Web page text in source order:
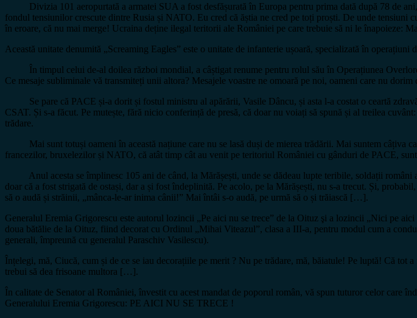
Divizia 101 aeropurtată a armatei SUA a fost desfășurată în Europa pentru prima dată după 78 de
fondul tensiunilor crescute dintre Rusia și NATO. Eu cred că ăștia ne cred pe toți proști. De unde
în eroare, că nu mai merge! Ucraina deține ilegal teritorii ale României pe care trebuie să ni le înapoieze:
Această unitate denumită „Screaming Eagles” este o unitate de infanterie ușoară, specializată în operațiuni
În timpul celui de-al doilea război mondial, a câștigat renume pentru rolul său în Operațiunea
Ce mesaje subliminale vă transmiteți unii altora? Mesajele voastre ne omoară pe noi, oameni care nu dorim
Se pare că PACE și-a dorit și fostul ministru al apărării, Vasile Dâncu, și asta l-a costat o ceartă
CSAT. Și s-a făcut. Pe mutește, fără nicio conferință de presă, că doar nu voiați să spună și al treilea
trădare.
Mai sunt totuși oameni în această națiune care nu se lasă duși de mierea trădării. Mai suntem câțiva
francezilor, bruxelezilor și NATO, că atât timp cât au venit pe teritoriul României cu gânduri de
Anul acesta se împlinesc 105 ani de când, la Mărășești, unde se dădeau lupte teribile, soldații români
doar că a fost strigată de ostași, dar a și fost îndeplinită. Pe acolo, pe la Mărășești, nu s-a trecut. Și,
să o audă și străinii, „mânca-le-ar inima cânii!” Mai întâi s-o audă, pe urmă să o și trăiască […].
Generalul Eremia Grigorescu este autorul lozincii „Pe aici nu se trece” de la Oituz şi a lozincii „Nici pe
doua bătălie de la Oituz, fiind decorat cu Ordinul „Mihai Viteazul”, clasa a III-a, pentru modul cum a
generali, împreună cu generalul Paraschiv Vasilescu).
Înțelegi, mă, Ciucă, cum și de ce se iau decorațiile pe merit ? Nu pe trădare, mă, băiatule! Pe luptă! Că tot
trebui să dea frisoane multora […].
În calitate de Senator al României, învestit cu acest mandat de poporul român, vă spun tuturor celor care
Generalului Eremia Grigorescu: PE AICI NU SE TRECE !